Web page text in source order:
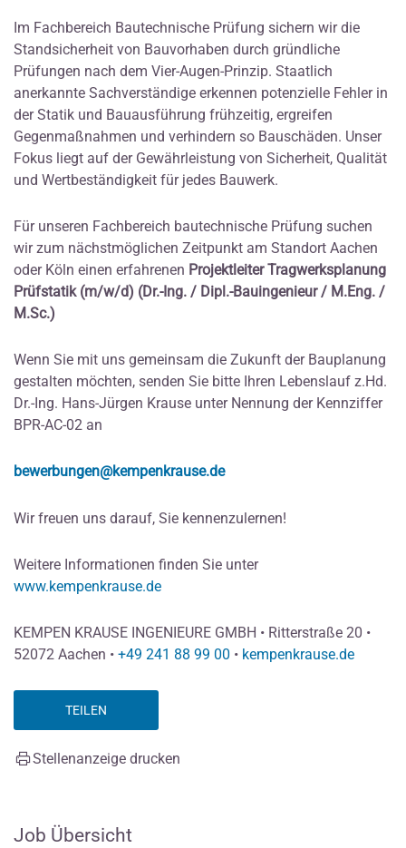
Im Fachbereich Bautechnische Prüfung sichern wir die
Standsicherheit von Bauvorhaben durch gründliche
Prüfungen nach dem Vier-Augen-Prinzip. Staatlich
anerkannte Sachverständige erkennen potenzielle Fehler in
der Statik und Bauausführung frühzeitig, ergreifen
Gegenmaßnahmen und verhindern so Bauschäden. Unser
Fokus liegt auf der Gewährleistung von Sicherheit, Qualität
und Wertbeständigkeit für jedes Bauwerk.
Für unseren Fachbereich bautechnische Prüfung suchen
wir zum nächstmöglichen Zeitpunkt am Standort Aachen
oder Köln einen erfahrenen Projektleiter Tragwerksplanung
Prüfstatik (m/w/d) (Dr.-Ing. / Dipl.-Bauingenieur / M.Eng. /
M.Sc.)
Wenn Sie mit uns gemeinsam die Zukunft der Bauplanung
gestalten möchten, senden Sie bitte Ihren Lebenslauf z.Hd.
Dr.-Ing. Hans-Jürgen Krause unter Nennung der Kennziffer
BPR-AC-02 an
bewerbungen@kempenkrause.de
Wir freuen uns darauf, Sie kennenzulernen!
Weitere Informationen finden Sie unter
www.kempenkrause.de
KEMPEN KRAUSE INGENIEURE GMBH • Ritterstraße 20 •
52072 Aachen • +49 241 88 99 00 • kempenkrause.de
TEILEN
Stellenanzeige drucken
Job Übersicht